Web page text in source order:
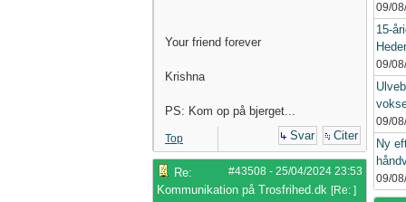
Your friend forever
Krishna
PS: Kom op på bjerget...
Top Svar Citer
#43508 - 25/04/2024 23:53
Re:
Kommunikation på Trosfrihed.dk [Re: ]
09/
15-
09/
09/
Ny
09/